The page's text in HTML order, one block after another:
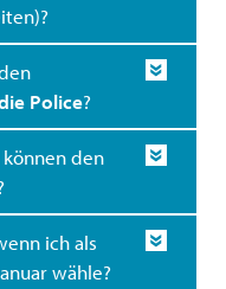
Police?
können den
ich als
wähle?